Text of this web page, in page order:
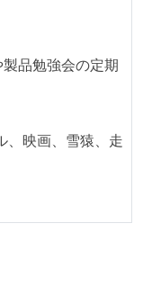
て、経営陣やマネ
員にも公開されて
ーク（週3出社）
働いていたエン
品勉強会の定期
、映画、雪猿、走